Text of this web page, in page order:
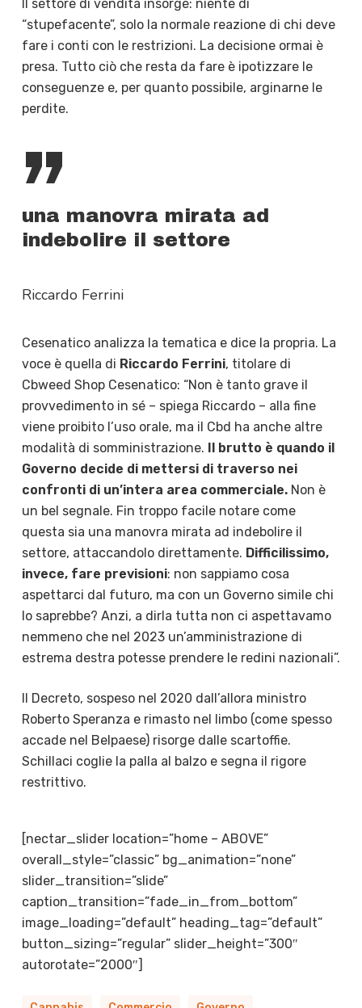
Il settore di vendita insorge: niente di
“stupefacente”, solo la normale reazione di chi deve
fare i conti con le restrizioni. La decisione ormai è
presa. Tutto ciò che resta da fare è ipotizzare le
conseguenze e, per quanto possibile, arginarne le
perdite.
”
una manovra mirata ad
indebolire il settore
Riccardo Ferrini
Cesenatico analizza la tematica e dice la propria. La
voce è quella di Riccardo Ferrini, titolare di
Cbweed Shop Cesenatico: “Non è tanto grave il
provvedimento in sé – spiega Riccardo – alla fine
viene proibito l’uso orale, ma il Cbd ha anche altre
modalità di somministrazione.
Il brutto è quando il
Governo decide di mettersi di traverso nei
confronti di un’intera area commerciale.Non è
un bel segnale. Fin troppo facile notare come
questa sia una manovra mirata ad indebolire il
settore, attaccandolo direttamente. Difficilissimo,
invece, fare previsioni: non sappiamo cosa
aspettarci dal futuro, ma con un Governo simile chi
lo saprebbe? Anzi, a dirla tutta non ci aspettavamo
nemmeno che nel 2023 un’amministrazione di
estrema destra potesse prendere le redini nazionali”.
Il Decreto, sospeso nel 2020 dall’allora ministro
Roberto Speranza e rimasto nel limbo (come spesso
accade nel Belpaese) risorge dalle scartoffie.
Schillaci coglie la palla al balzo e segna il rigore
restrittivo.
[nectar_slider location=”home – ABOVE”
overall_style=”classic” bg_animation=”none”
slider_transition=”slide”
caption_transition=”fade_in_from_bottom”
image_loading=”default” heading_tag=”default”
button_sizing=”regular” slider_height=”300″
autorotate=”2000″]